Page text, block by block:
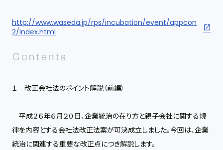
http://www.waseda.jp/rps/incubation/event/appcon
2/index.html
１ 改正会社法のポイント解説（前編）
平成２６年６月２０日、企業統治の在り方と親子会社に関する規
律を内容とする会社法改正法案が可決成立しました。今回は、企業
統治に関連する重要な改正点につき解説します。